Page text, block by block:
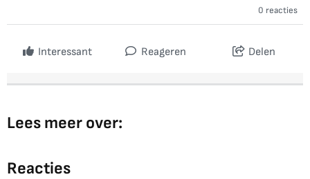
0 reacties
Interessant Reageren Delen
Lees meer over:
Reacties